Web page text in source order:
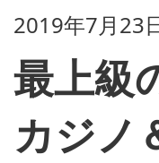
2019年7月23
最上級
カジノ